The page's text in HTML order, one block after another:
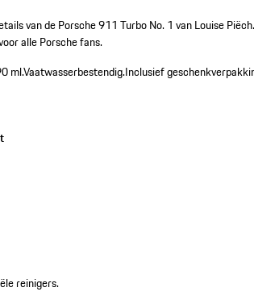
van de Porsche 911 Turbo No. 1 van Louise Piëch.
alle Porsche fans.
ml.Vaatwasserbestendig.Inclusief
reinigers.